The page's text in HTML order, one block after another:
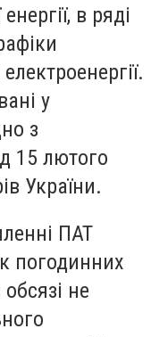
в ряді
у
з
15 лютого
України.
ПАТ
погодинних
не